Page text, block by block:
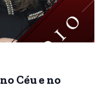
Céu e no